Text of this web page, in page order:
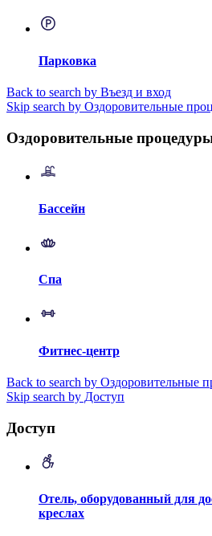
Парковка
Back to search by Въезд и вход
Skip search by Оздоровительные
Оздоровительные
Бассейн
Спа
Фитнес-центр
Back to search by Оздоровительные
Skip search by Доступ
Доступ
Отель, оборудованный для
креслах